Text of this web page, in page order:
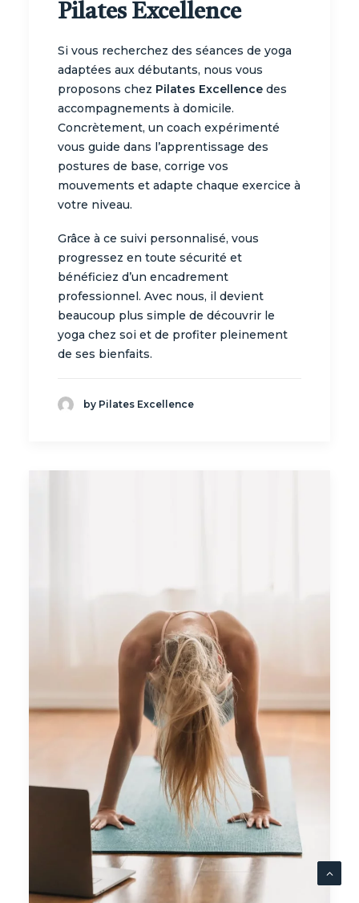
Pilates Excellence
Si vous recherchez des séances de yoga
adaptées aux débutants, nous vous
proposons chez Pilates Excellence des
accompagnements à domicile.
Concrètement, un coach expérimenté
vous guide dans l’apprentissage des
postures de base, corrige vos
mouvements et adapte chaque exercice à
votre niveau.
Grâce à ce suivi personnalisé, vous
progressez en toute sécurité et
bénéficiez d’un encadrement
professionnel. Avec nous, il devient
beaucoup plus simple de découvrir le
yoga chez soi et de profiter pleinement
de ses bienfaits.
by Pilates Excellence